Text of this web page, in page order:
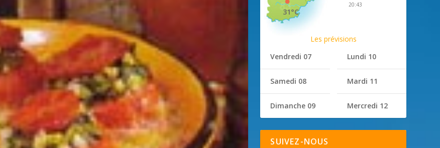
31°C
20:43
Les prévisions
Vendredi 07
Samedi 08
Dimanche 09
Lundi 10
Mardi 11
Mercredi 12
SUIVEZ-NOUS